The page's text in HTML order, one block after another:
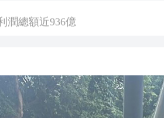
潤總額近936億
會工作 李家超暫停3項公職委任